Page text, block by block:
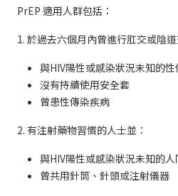
PrEP 適用人群包括：
1. 於過去六個月內曾進行肛交或陰道
與HIV陽性或感染狀況未知的性
沒有持續使用安全套
曾患性傳染疾病
2. 有注射藥物習慣的人士並：
與HIV陽性或感染狀況未知的
曾共用針筒、針頭或注射儀器